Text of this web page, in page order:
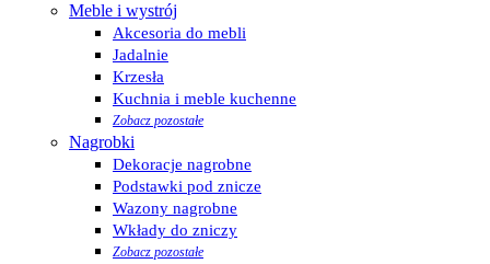
Meble i wystrój
Akcesoria do mebli
Jadalnie
Krzesła
Kuchnia i meble kuchenne
Zobacz pozostałe
Nagrobki
Dekoracje nagrobne
Podstawki pod znicze
Wazony nagrobne
Wkłady do zniczy
Zobacz pozostałe